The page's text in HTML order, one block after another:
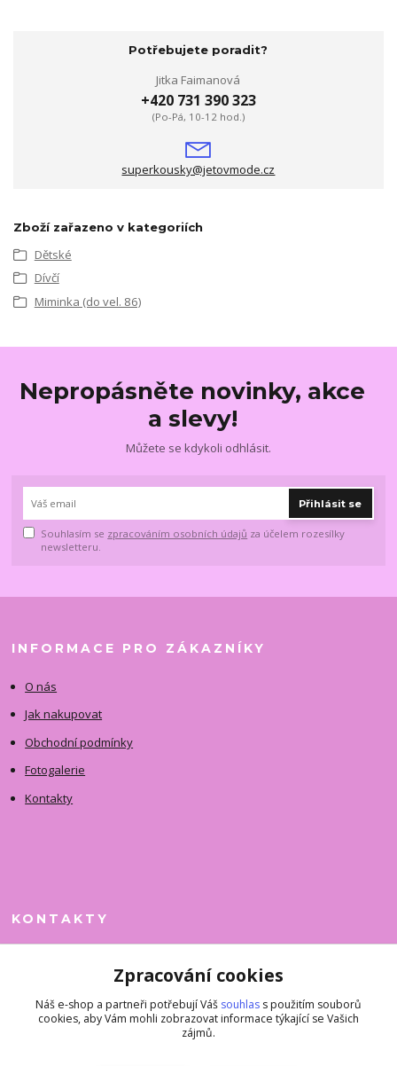
Potřebujete poradit?
Jitka Faimanová
+420 731 390 323
(Po-Pá, 10-12 hod.)
superkousky@jetovmode.cz
Zboží zařazeno v kategoriích
Dětské
Dívčí
Miminka (do vel. 86)
Nepropásněte novinky, akce
a slevy!
Můžete se kdykoli odhlásit.
Přihlásit se
Souhlasím se zpracováním osobních údajů za účelem rozesílky
newsletteru.
INFORMACE PRO ZÁKAZNÍKY
O nás
Jak nakupovat
Obchodní podmínky
Fotogalerie
Kontakty
KONTAKTY
+420 731 390 323
superkousky@jetovmode.cz
Zpracování cookies
Náš e-shop a partneři potřebují Váš souhlas s použitím souborů
cookies, aby Vám mohli zobrazovat informace týkající se Vašich
zájmů.